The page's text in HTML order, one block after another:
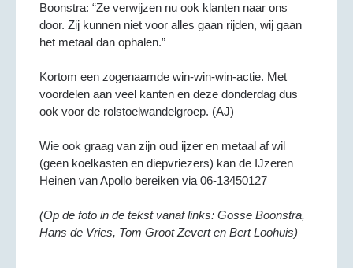
Boonstra: “Ze verwijzen nu ook klanten naar ons
door. Zij kunnen niet voor alles gaan rijden, wij gaan
het metaal dan ophalen.”
Kortom een zogenaamde win-win-win-actie. Met
voordelen aan veel kanten en deze donderdag dus
ook voor de rolstoelwandelgroep. (AJ)
Wie ook graag van zijn oud ijzer en metaal af wil
(geen koelkasten en diepvriezers) kan de IJzeren
Heinen van Apollo bereiken via 06-13450127
(Op de foto in de tekst vanaf links: Gosse Boonstra,
Hans de Vries, Tom Groot Zevert en Bert Loohuis)